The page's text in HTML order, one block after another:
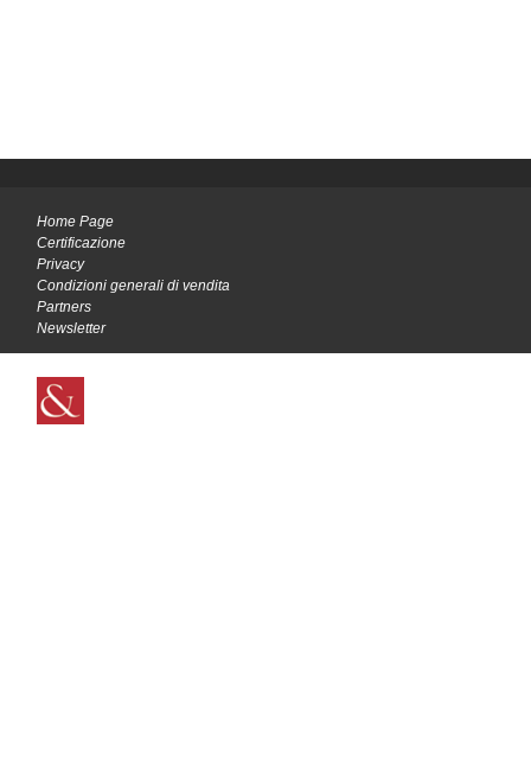
Home Page
Certificazione
Privacy
Condizioni generali di vendita
Partners
Newsletter